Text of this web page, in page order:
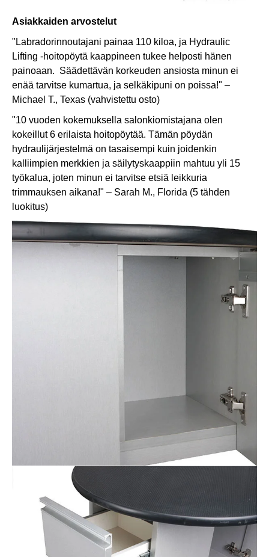
Asiakkaiden arvostelut
"Labradorinnoutajani painaa 110 kiloa, ja Hydraulic
Lifting -hoitopöytä kaappineen tukee helposti hänen
painoaan. Säädettävän korkeuden ansiosta minun ei
enää tarvitse kumartua, ja selkäkipuni on poissa!" –
Michael T., Texas (vahvistettu osto)
"10 vuoden kokemuksella salonkiomistajana olen
kokeillut 6 erilaista hoitopöytää. Tämän pöydän
hydraulijärjestelmä on tasaisempi kuin joidenkin
kalliimpien merkkien ja säilytyskaappiin mahtuu yli 15
työkalua, joten minun ei tarvitse etsiä leikkuria
trimmauksen aikana!" – Sarah M., Florida (5 tähden
luokitus)